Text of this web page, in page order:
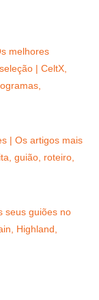
melhores
| CeltX,
| Os artigos mais
guião, roteiro,
seus guiões no
Highland,